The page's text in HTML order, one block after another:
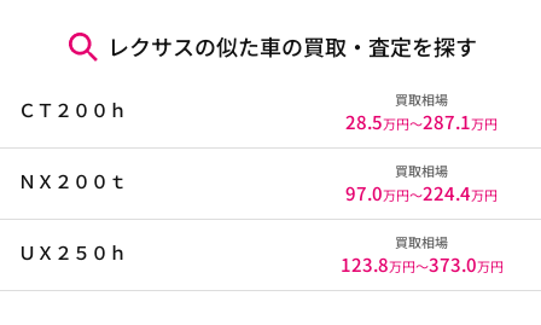
レクサスの似た車の買取・査定を探す
ＣＴ２００ｈ 買取相場
28.5万円〜287.1万円
ＮＸ２００ｔ 買取相場
97.0万円〜224.4万円
ＵＸ２５０ｈ 買取相場
123.8万円〜373.0万円